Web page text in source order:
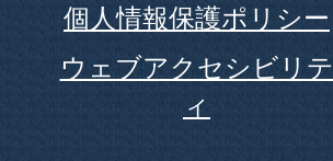
個人情報保護ポリシー
ウェブアクセシビリテ
ィ